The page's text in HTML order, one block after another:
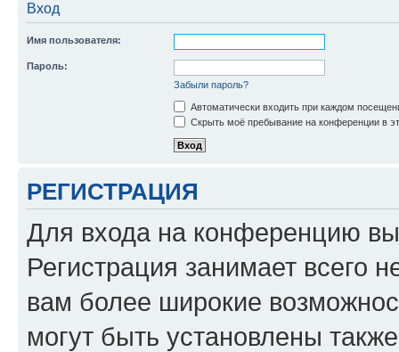
Вход
Имя пользователя:
Пароль:
Забыли пароль?
Автоматически входить при каждом
Скрыть моё пребывание на конференции в
РЕГИСТРАЦИЯ
Для входа на конференцию
Регистрация занимает всего
вам более широкие
могут быть установлены